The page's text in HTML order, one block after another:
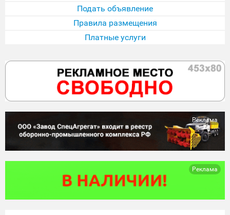
Подать объявление
Правила размещения
Платные услуги
Реклама
Реклама